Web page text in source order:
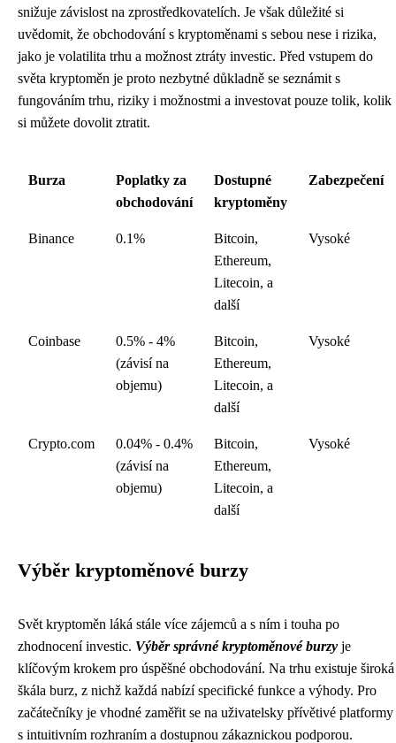
snižuje závislost na zprostředkovatelích. Je však důležité si
uvědomit, že obchodování s kryptoměnami s sebou nese i rizika,
jako je volatilita trhu a možnost ztráty investic. Před vstupem do
světa kryptoměn je proto nezbytné důkladně se seznámit s
fungováním trhu, riziky i možnostmi a investovat pouze tolik, kolik
si můžete dovolit ztratit.
Burza
Poplatky za
obchodování
Dostupné
kryptoměny
Zabezpečení
Binance 0.1%
Bitcoin,
Ethereum,
Litecoin, a
další
Vysoké
Coinbase
0.5% - 4%
(závisí na
objemu)
Bitcoin,
Ethereum,
Litecoin, a
další
Vysoké
Crypto.com
0.04% - 0.4%
(závisí na
objemu)
Bitcoin,
Ethereum,
Litecoin, a
další
Vysoké
Výběr kryptoměnové burzy
Svět kryptoměn láká stále více zájemců a s ním i touha po
zhodnocení investic. Výběr správné kryptoměnové burzy je
klíčovým krokem pro úspěšné obchodování. Na trhu existuje široká
škála burz, z nichž každá nabízí specifické funkce a výhody. Pro
začátečníky je vhodné zaměřit se na uživatelsky přívětivé platformy
s intuitivním rozhraním a dostupnou zákaznickou podporou.